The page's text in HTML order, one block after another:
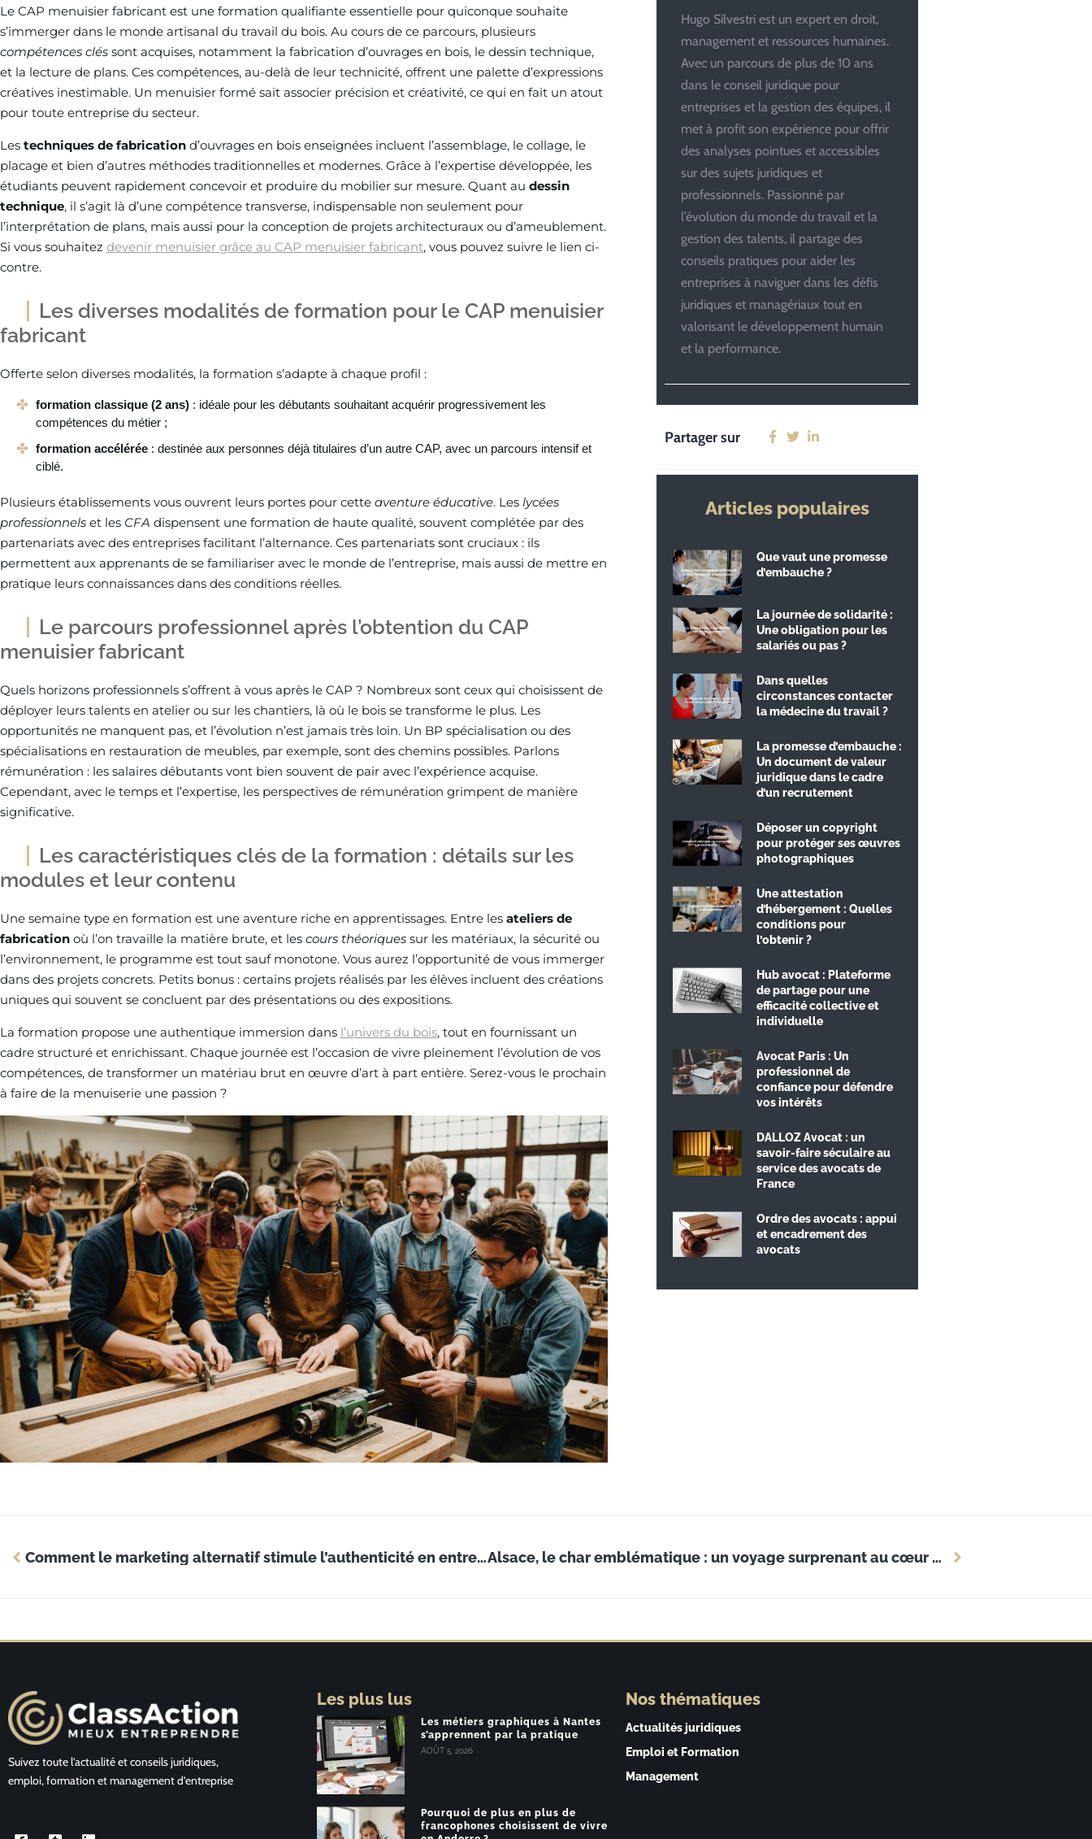
Le CAP menuisier fabricant est une formation qualifiante essentielle pour quiconque souhaite
s’immerger dans le monde artisanal du travail du bois. Au cours de ce parcours, plusieurs
compétences clés sont acquises, notamment la fabrication d’ouvrages en bois, le dessin technique,
et la lecture de plans. Ces compétences, au-delà de leur technicité, offrent une palette d’expressions
créatives inestimable. Un menuisier formé sait associer précision et créativité, ce qui en fait un atout
pour toute entreprise du secteur.
Les techniques de fabrication d’ouvrages en bois enseignées incluent l’assemblage, le collage, le
placage et bien d’autres méthodes traditionnelles et modernes. Grâce à l’expertise développée, les
étudiants peuvent rapidement concevoir et produire du mobilier sur mesure. Quant au dessin
technique, il s’agit là d’une compétence transverse, indispensable non seulement pour
l’interprétation de plans, mais aussi pour la conception de projets architecturaux ou d’ameublement.
Si vous souhaitez devenir menuisier grâce au CAP menuisier fabricant, vous pouvez suivre le lien ci-
contre.
Les diverses modalités de formation pour le CAP menuisier
fabricant
Offerte selon diverses modalités, la formation s’adapte à chaque profil :
formation classique (2 ans) : idéale pour les débutants souhaitant acquérir progressivement les
compétences du métier ;
formation accélérée : destinée aux personnes déjà titulaires d’un autre CAP, avec un parcours intensif et
ciblé.
Plusieurs établissements vous ouvrent leurs portes pour cette aventure éducative. Les lycées
professionnels et les CFA dispensent une formation de haute qualité, souvent complétée par des
partenariats avec des entreprises facilitant l’alternance. Ces partenariats sont cruciaux : ils
permettent aux apprenants de se familiariser avec le monde de l’entreprise, mais aussi de mettre en
pratique leurs connaissances dans des conditions réelles.
Le parcours professionnel après l’obtention du CAP
menuisier fabricant
Quels horizons professionnels s’offrent à vous après le CAP ? Nombreux sont ceux qui choisissent de
déployer leurs talents en atelier ou sur les chantiers, là où le bois se transforme le plus. Les
opportunités ne manquent pas, et l’évolution n’est jamais très loin. Un BP spécialisation ou des
spécialisations en restauration de meubles, par exemple, sont des chemins possibles. Parlons
rémunération : les salaires débutants vont bien souvent de pair avec l’expérience acquise.
Cependant, avec le temps et l’expertise, les perspectives de rémunération grimpent de manière
significative.
Les caractéristiques clés de la formation : détails sur les
modules et leur contenu
Une semaine type en formation est une aventure riche en apprentissages. Entre les ateliers de
fabrication où l’on travaille la matière brute, et les cours théoriques sur les matériaux, la sécurité ou
l’environnement, le programme est tout sauf monotone. Vous aurez l’opportunité de vous immerger
dans des projets concrets. Petits bonus : certains projets réalisés par les élèves incluent des créations
uniques qui souvent se concluent par des présentations ou des expositions.
La formation propose une authentique immersion dans l’univers du bois, tout en fournissant un
cadre structuré et enrichissant. Chaque journée est l’occasion de vivre pleinement l’évolution de vos
compétences, de transformer un matériau brut en œuvre d’art à part entière. Serez-vous le prochain
à faire de la menuiserie une passion ?
Hugo Silvestri est un expert en droit,
management et ressources humaines.
Avec un parcours de plus de 10 ans
dans le conseil juridique pour
entreprises et la gestion des équipes, il
met à profit son expérience pour offrir
des analyses pointues et accessibles
sur des sujets juridiques et
professionnels. Passionné par
l’évolution du monde du travail et la
gestion des talents, il partage des
conseils pratiques pour aider les
entreprises à naviguer dans les défis
juridiques et managériaux tout en
valorisant le développement humain
et la performance.
Partager sur
Articles populaires
Que vaut une promesse
d’embauche ?
La journée de solidarité :
Une obligation pour les
salariés ou pas ?
Dans quelles
circonstances contacter
la médecine du travail ?
La promesse d’embauche :
Un document de valeur
juridique dans le cadre
d’un recrutement
Déposer un copyright
pour protéger ses œuvres
photographiques
Une attestation
d’hébergement : Quelles
conditions pour
l’obtenir ?
Hub avocat : Plateforme
de partage pour une
efficacité collective et
individuelle
Avocat Paris : Un
professionnel de
confiance pour défendre
vos intérêts
DALLOZ Avocat : un
savoir-faire séculaire au
service des avocats de
France
Ordre des avocats : appui
et encadrement des
avocats
Comment le marketing alternatif stimule l’authenticité en entreprise Alsace, le char emblématique : un voyage surprenant au cœur de l’histoire entreprise
Suivez toute l’actualité et conseils juridiques,
emploi, formation et management d’entreprise
Les plus lus
Les métiers graphiques à Nantes
s’apprennent par la pratique
AOÛT 5, 2026
Pourquoi de plus en plus de
francophones choisissent de vivre
Nos thématiques
Actualités juridiques
Emploi et Formation
Management